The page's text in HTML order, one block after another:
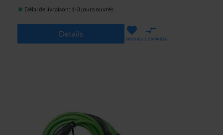
Délai de livraison: 1-3 jours ouvrés
Details
FAVORIS COMPARER